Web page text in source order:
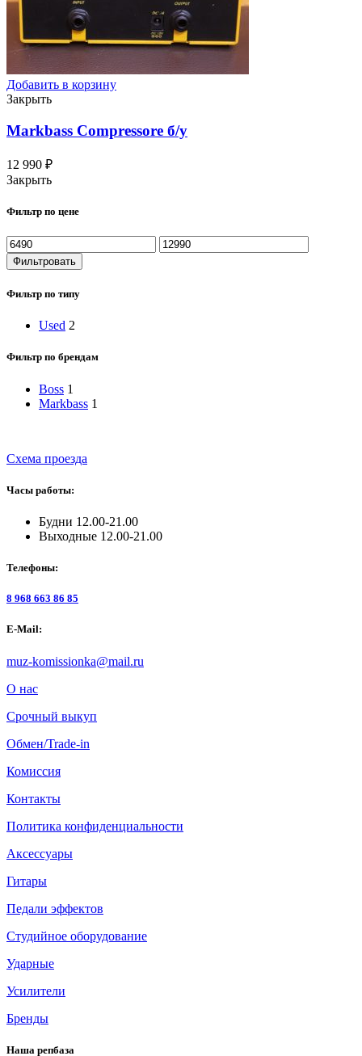
Добавить в корзину
Закрыть
Markbass Compressore б/у
12 990 ₽
Закрыть
Фильтр по цене
Фильтровать
Фильтр по типу
Used 2
Фильтр по брендам
Boss 1
Markbass 1
Схема проезда
Часы работы:
Будни 12.00-21.00
Выходные 12.00-21.00
Телефоны:
8 968 663 86 85
E-Mail:
muz-komissionka@mail.ru
О нас
Срочный выкуп
Обмен/Trade-in
Комиссия
Контакты
Политика конфиденциальности
Аксессуары
Гитары
Педали эффектов
Студийное оборудование
Ударные
Усилители
Бренды
Наша репбаза